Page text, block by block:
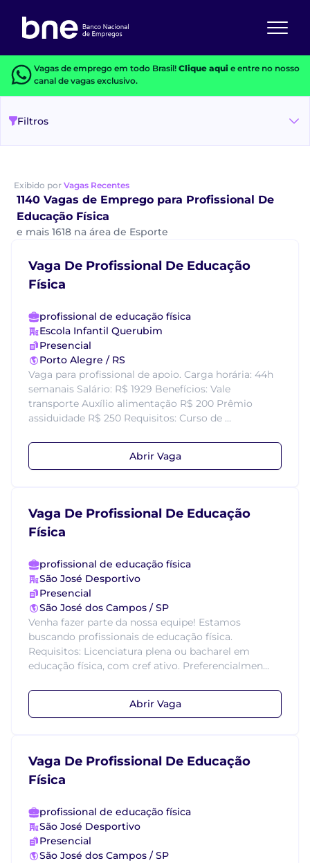
Vagas de emprego em todo Brasil! Clique aquie entre no nosso
canal de vagas exclusivo.
Filtros
Exibido por Vagas Recentes
1140 Vagas de Emprego para Profissional De
Educação Física
e mais 1618 na área de Esporte
Vaga De Profissional De Educação
Física
profissional de educação física
Escola Infantil Querubim
Presencial
Porto Alegre / RS
Vaga para profissional de apoio. Carga horária: 44h
semanais Salário: R$ 1929 Benefícios: Vale
transporte Auxílio alimentação R$ 200 Prêmio
assiduidade R$ 250 Requisitos: Curso de ...
Abrir Vaga
Vaga De Profissional De Educação
Física
profissional de educação física
São José Desportivo
Presencial
São José dos Campos / SP
Venha fazer parte da nossa equipe! Estamos
buscando profissionais de educação física.
Requisitos: Licenciatura plena ou bacharel em
educação física, com cref ativo. Preferencialmen...
Abrir Vaga
Vaga De Profissional De Educação
Física
profissional de educação física
São José Desportivo
Presencial
São José dos Campos / SP